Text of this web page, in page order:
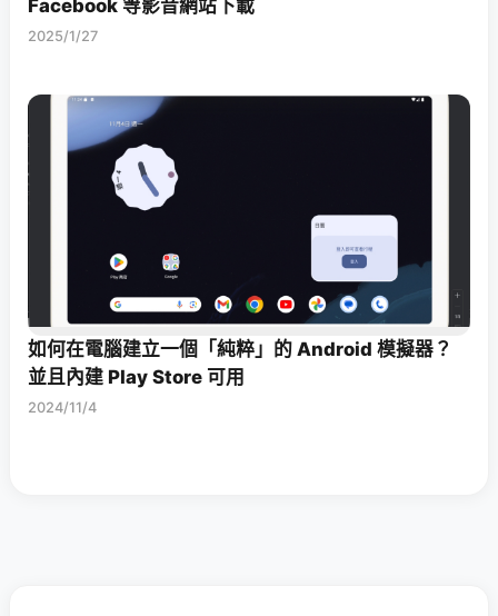
Facebook 等影音網站下載
2025/1/27
如何在電腦建立一個「純粹」的 Android 模擬器？
並且內建 Play Store 可用
2024/11/4